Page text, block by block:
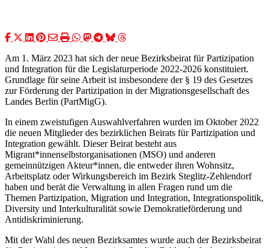
Am 1. März 2023 hat sich der neue Bezirksbeirat für Partizipation
und Integration für die Legislaturperiode 2022-2026 konstituiert.
Grundlage für seine Arbeit ist insbesondere der § 19 des Gesetzes
zur Förderung der Partizipation in der Migrationsgesellschaft des
Landes Berlin (PartMigG).
In einem zweistufigen Auswahlverfahren wurden im Oktober 2022
die neuen Mitglieder des bezirklichen Beirats für Partizipation und
Integration gewählt. Dieser Beirat besteht aus
Migrant*innenselbstorganisationen (MSO) und anderen
gemeinnützigen Akteur*innen, die entweder ihren Wohnsitz,
Arbeitsplatz oder Wirkungsbereich im Bezirk Steglitz-Zehlendorf
haben und berät die Verwaltung in allen Fragen rund um die
Themen Partizipation, Migration und Integration, Integrationspolitik,
Diversity und Interkulturalität sowie Demokratieförderung und
Antidiskriminierung.
Mit der Wahl des neuen Bezirksamtes wurde auch der Bezirksbeirat